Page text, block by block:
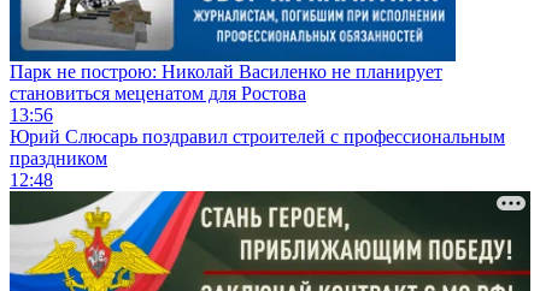
Парк не построю: Николай Василенко не планирует
становиться меценатом для Ростова
13:56
Юрий Слюсарь поздравил строителей с профессиональным
праздником
12:48